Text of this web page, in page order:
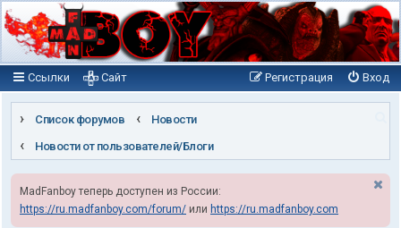
Ссылки Вход
Регистрация
Сайт
Список форумов
Новости
Новости от пользователей/Блоги
MadFanboy теперь доступен из России:
https://ru.madfanboy.com/forum/ или https://ru.madfanboy.com